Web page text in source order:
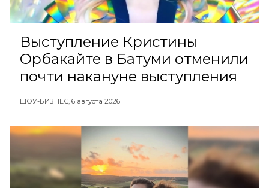
Выступление Кристины
Орбакайте в Батуми отменили
почти накануне выступления
ШОУ-БИЗНЕС, 6 августа 2026